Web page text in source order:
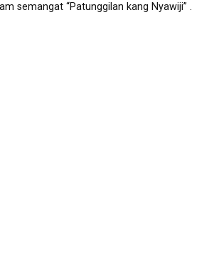
semangat “Patunggilan kang Nyawiji” .